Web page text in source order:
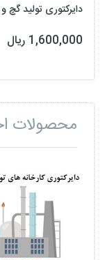
دایرکتوری تولید
1,600,000 ریال
محصولات